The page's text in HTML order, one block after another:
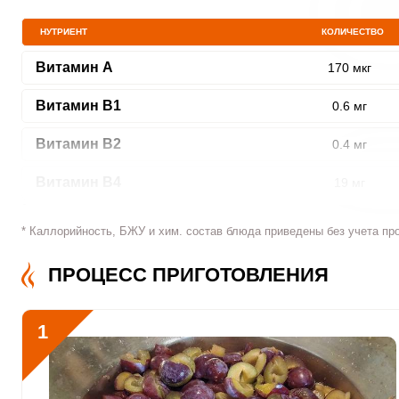
НУТРИЕНТ КОЛИЧЕСТВО
Витамин A 170 мкг
Витамин В1 0.6 мг
Витамин В2 0.4 мг
Витамин В12 0
Витамин С 100 мкг
* Каллорийность, БЖУ и хим. состав блюда приведены без учета
ПРОЦЕСС ПРИГОТОВЛЕНИЯ
1